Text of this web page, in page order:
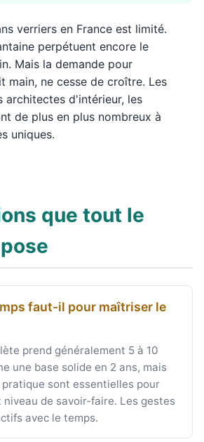
verriers en France est limité.
perpétuent encore le
Mais la demande pour
main, ne cesse de croître. Les
architectes d'intérieur, les
de plus en plus nombreux à
uniques.
que tout le
faut-il pour maîtriser le
prend généralement 5 à 10
une base solide en 2 ans, mais
sont essentielles pour
de savoir-faire. Les gestes
avec le temps.